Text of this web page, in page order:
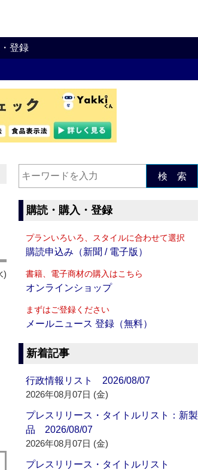
登録
)
検 索
購読・購入・登録
プランいろいろ、スタイルに合わせて選択
購読申込み（新聞 / 電子版）
書籍、電子商材の購入はこちら
オンラインショップ
まずはご登録ください
メールニュース 登録（無料）
新着記事
行政情報リスト 2026/08/07
2026年08月07日 (金)
プレスリリース・タイトルリスト：新製
品 2026/08/07
2026年08月07日 (金)
プレスリリース・タイトルリスト